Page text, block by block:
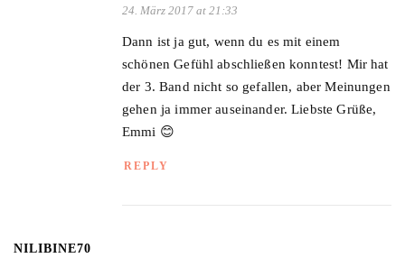
24. März 2017 at 21:33
Dann ist ja gut, wenn du es mit einem
schönen Gefühl abschließen konntest! Mir hat
der 3. Band nicht so gefallen, aber Meinungen
gehen ja immer auseinander. Liebste Grüße,
Emmi 😊
REPLY
NILIBINE70